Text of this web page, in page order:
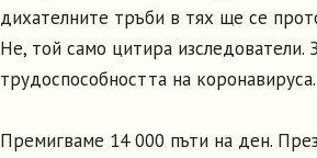
дихателните тръби в тях ще се
Не, той само цитира
трудоспособността на
Премигваме 14 000 пъти на ден.